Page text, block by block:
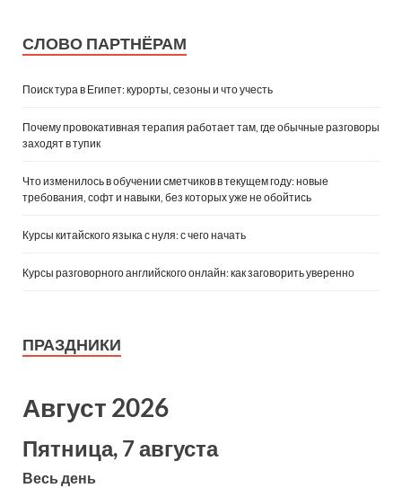
СЛОВО ПАРТНЁРАМ
Поиск тура в Египет: курорты, сезоны и что учесть
Почему провокативная терапия работает там, где обычные разговоры
заходят в тупик
Что изменилось в обучении сметчиков в текущем году: новые
требования, софт и навыки, без которых уже не обойтись
Курсы китайского языка с нуля: с чего начать
Курсы разговорного английского онлайн: как заговорить уверенно
ПРАЗДНИКИ
Август 2026
Пятница, 7 августа
Весь день